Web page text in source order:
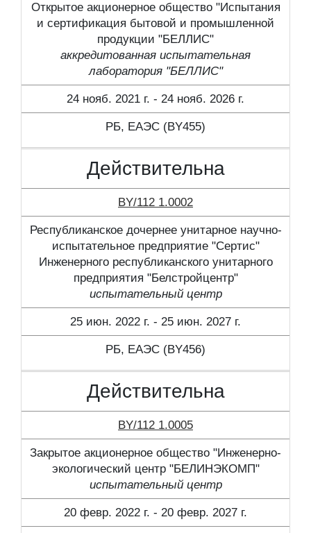
Открытое акционерное общество "Испытания
и сертификация бытовой и промышленной
продукции "БЕЛЛИС"
аккредитованная испытательная
лаборатория "БЕЛЛИС"
24 нояб. 2021 г. - 24 нояб. 2026 г.
РБ, ЕАЭС (BY455)
Действительна
BY/112 1.0002
Республиканское дочернее унитарное научно-
испытательное предприятие "Сертис"
Инженерного республиканского унитарного
предприятия "Белстройцентр"
испытательный центр
25 июн. 2022 г. - 25 июн. 2027 г.
РБ, ЕАЭС (BY456)
Действительна
BY/112 1.0005
Закрытое акционерное общество "Инженерно-
экологический центр "БЕЛИНЭКОМП"
испытательный центр
20 февр. 2022 г. - 20 февр. 2027 г.